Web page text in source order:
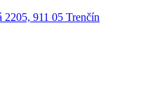
911 05 Trenčín